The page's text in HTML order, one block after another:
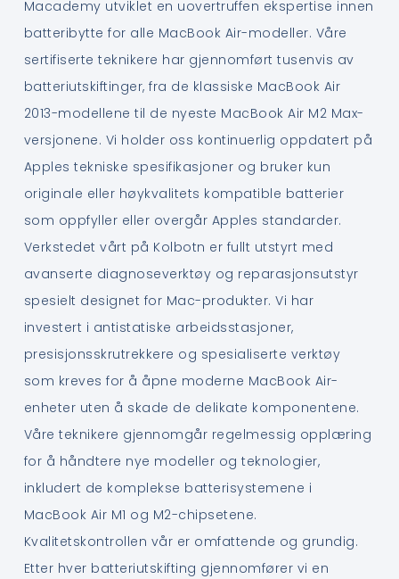
Macademy utviklet en uovertruffen ekspertise innen
batteribytte for alle MacBook Air-modeller. Våre
sertifiserte teknikere har gjennomført tusenvis av
batteriutskiftinger, fra de klassiske MacBook Air
2013-modellene til de nyeste MacBook Air M2 Max-
versjonene. Vi holder oss kontinuerlig oppdatert på
Apples tekniske spesifikasjoner og bruker kun
originale eller høykvalitets kompatible batterier
som oppfyller eller overgår Apples standarder.
Verkstedet vårt på Kolbotn er fullt utstyrt med
avanserte diagnoseverktøy og reparasjonsutstyr
spesielt designet for Mac-produkter. Vi har
investert i antistatiske arbeidsstasjoner,
presisjonsskrutrekkere og spesialiserte verktøy
som kreves for å åpne moderne MacBook Air-
enheter uten å skade de delikate komponentene.
Våre teknikere gjennomgår regelmessig opplæring
for å håndtere nye modeller og teknologier,
inkludert de komplekse batterisystemene i
MacBook Air M1 og M2-chipsetene.
Kvalitetskontrollen vår er omfattende og grundig.
Etter hver batteriutskifting gjennomfører vi en